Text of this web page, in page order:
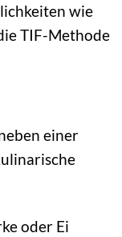
wie
TIF-Methode
einer
oder Ei